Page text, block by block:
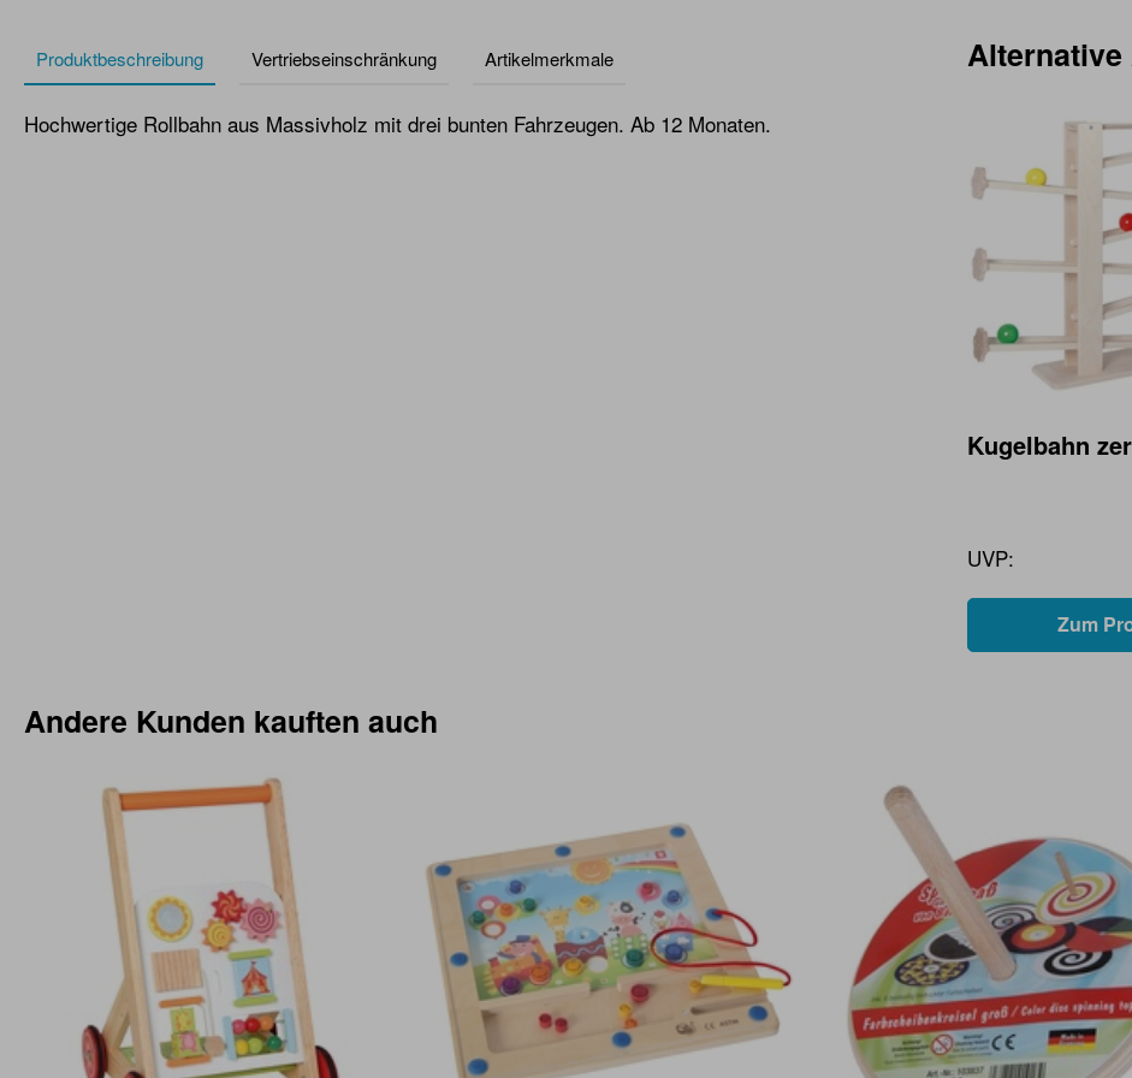
Produktbeschreibung Vertriebseinschränkung Artikelmerkmale
Hochwertige Rollbahn aus Massivholz mit drei bunten Fahrzeugen. Ab 12 Monaten.
Kugelbahn
UVP:
Zum
Andere Kunden kauften auch